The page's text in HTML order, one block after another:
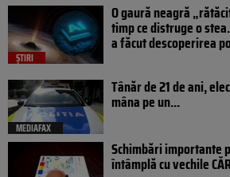
ȘTIRI
O gaură neagră
timp ce distruge o
a făcut descoperirea
MEDIAFAX
Tânăr de 21 de ani,
mâna pe un...
Schimbări importante
întâmplă cu vechile